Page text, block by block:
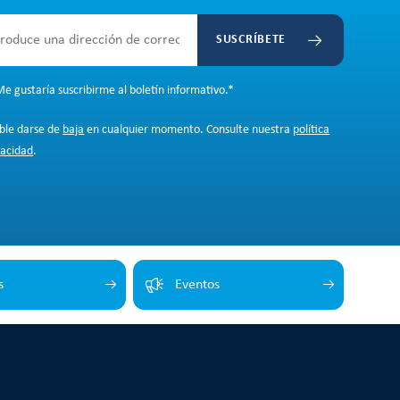
SUSCRÍBETE
gustaría suscribirme al boletín informativo.*
darse de baja en cualquier momento. Consulte nuestra política
.
Eventos